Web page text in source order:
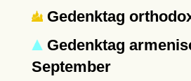
Gedenktag
Gedenktag
September